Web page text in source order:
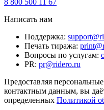
Написать нам
Поддержка:
Печать тиража:
Вопросы по услугам:
PR: pr@ridero.ru
Предоставляя
контактным данным, вы
определенных Политикой